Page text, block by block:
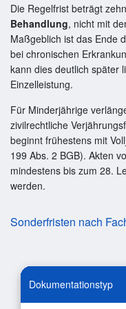
Die Regelfrist beträgt
Behandlung, nicht mit
Maßgeblich ist das Ende
bei chronischen
kann dies deutlich später
Einzelleistung.
Für Minderjährige
zivilrechtliche
beginnt frühestens mit
199 Abs. 2 BGB). Akten
mindestens bis zum 28.
werden.
Sonderfristen nach
Dokumentationstyp